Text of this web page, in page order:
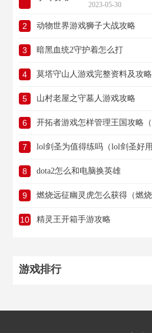
2023-05-30
2 动物世界游戏狮子大战攻略
3 暗黑血统2守护着怎么打
4 莫塔守山人游戏完整资料及攻略
5 山村老屋之守墓人游戏攻略
6
7
8 dota2怎么和电脑换英雄
9
10 精灵王开箱手游攻略
游戏排行